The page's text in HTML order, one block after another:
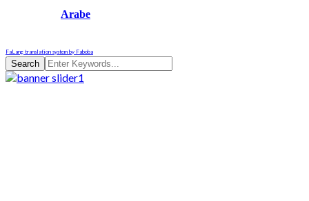
Arabe
FaLang translation system by Faboba
Search